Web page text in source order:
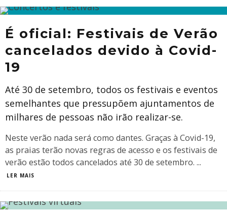
É oficial: Festivais de Verão
cancelados devido à Covid-
19
Até 30 de setembro, todos os festivais e eventos
semelhantes que pressupõem ajuntamentos de
milhares de pessoas não irão realizar-se.
Neste verão nada será como dantes. Graças à Covid-19,
as praias terão novas regras de acesso e os festivais de
verão estão todos cancelados até 30 de setembro. ...
LER MAIS